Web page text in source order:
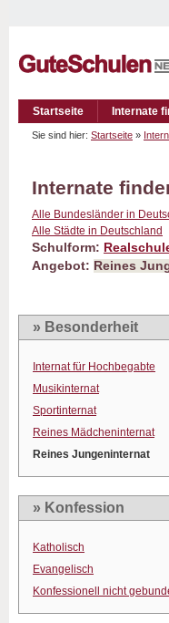
Startseite Internate
Sie sind hier: Startseite »
Internate
Alle Bundesländer in
Alle Städte in Deutschland
Schulform:
Angebot: Reines
» Besonderheit
Internat für Hochbegabte
Musikinternat
Sportinternat
Reines Mädcheninternat
Reines Jungeninternat
» Konfession
Katholisch
Evangelisch
Konfessionell nicht